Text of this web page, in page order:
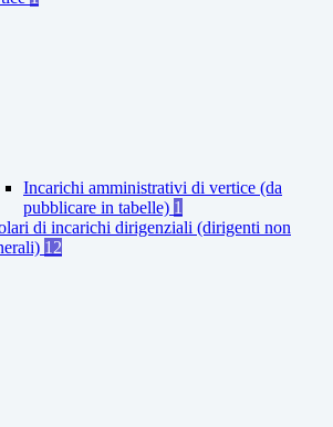
Incarichi amministrativi di vertice (da
pubblicare in tabelle) 1
di incarichi dirigenziali (dirigenti non
12